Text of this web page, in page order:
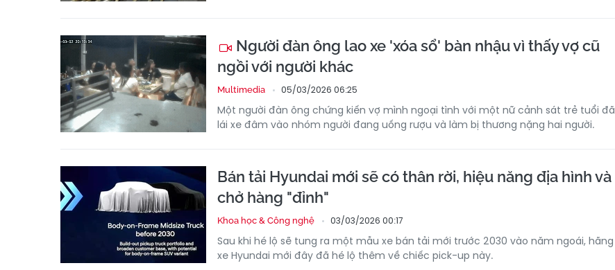
Người đàn ông lao xe 'xóa sổ' bàn nhậu vì thấy vợ cũ
ngồi với người khác
Multimedia 05/03/2026 06:25
Một người đàn ông chứng kiến ​​vợ mình ngoại tình với một nữ cảnh sát trẻ tuổi đã
lái xe đâm vào nhóm người đang uống rượu và làm bị thương nặng hai người.
Bán tải Hyundai mới sẽ có thân rời, hiệu năng địa hình và
chở hàng "đỉnh"
Khoa học & Công nghệ 03/03/2026 00:17
Sau khi hé lộ sẽ tung ra một mẫu xe bán tải mới trước 2030 vào năm ngoái, hãng
xe Hyundai mới đây đã hé lộ thêm về chiếc pick-up này.